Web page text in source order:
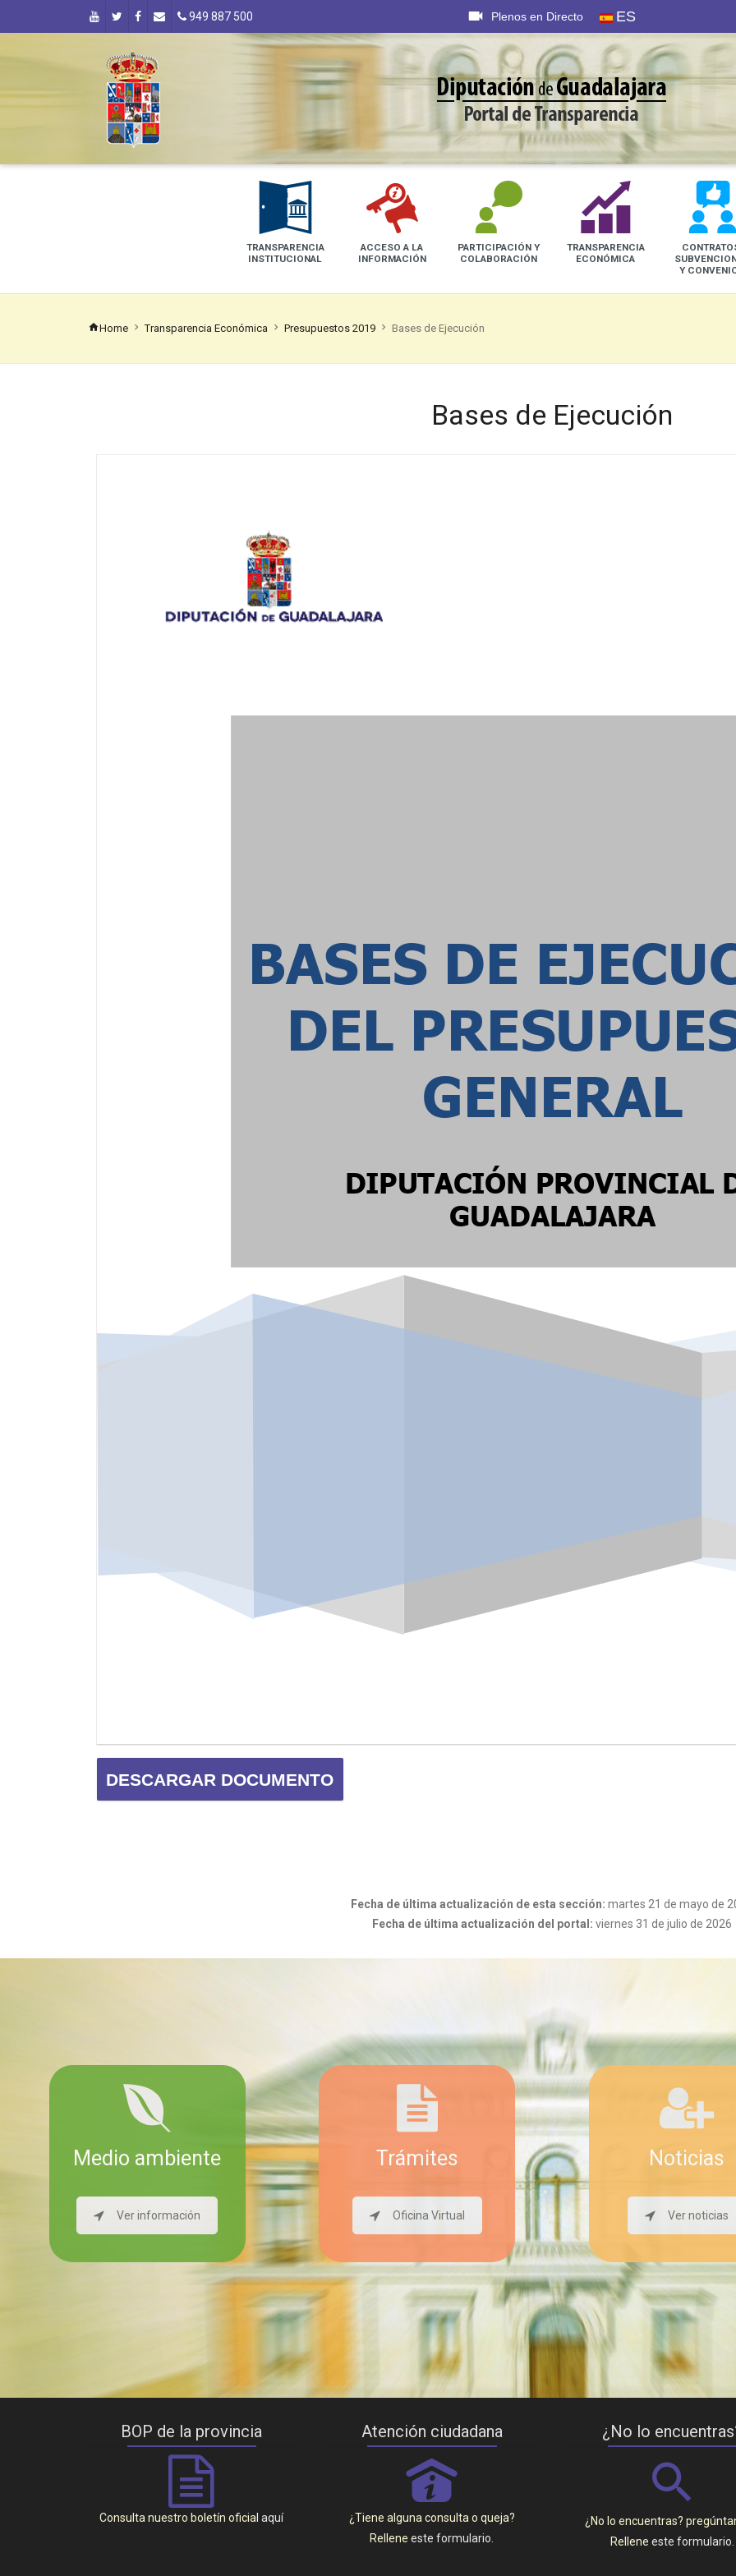
949 887 500 { Plenos en Directo ES
TRANSPARENCIA
INSTITUCIONAL
ACCESO A LA
INFORMACIÓN
PARTICIPACIÓN Y
COLABORACIÓN
TRANSPARENCIA
ECONÓMICA
Y
Home Transparencia Económica Presupuestos 2019 Bases de Ejecución
Bases de Ejecución
DESCARGAR DOCUMENTO
Fecha de última actualización de esta sección: martes 21 de mayo de
Fecha de última actualización del portal: viernes 31 de julio de 2026
Medio ambiente
Ver información
Trámites
Oficina Virtual
Noticias
Ver noticias
BOP de la provincia
Consulta nuestro boletín oficialaquí
Atención ciudadana
P
¿Tiene alguna consulta o queja?
Relleneeste formulario
¿No lo
¿No lo encuentras?
Rellene este formulario